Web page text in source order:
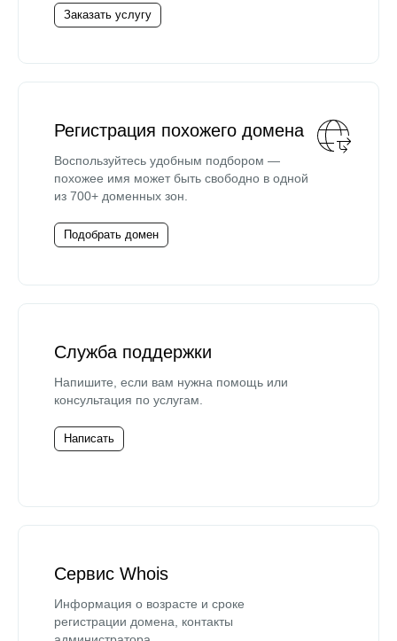
Заказать услугу
Регистрация похожего домена
Воспользуйтесь удобным подбором —
похожее имя может быть свободно в одной
из 700+ доменных зон.
Подобрать домен
Служба поддержки
Напишите, если вам нужна помощь или
консультация по услугам.
Написать
Сервис Whois
Информация о возрасте и сроке
регистрации домена, контакты